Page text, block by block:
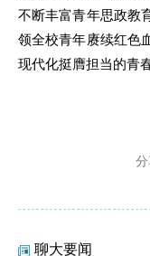
不断丰富青年思政教
领全校青年赓续红色
现代化挺膺担当的青
聊大要闻